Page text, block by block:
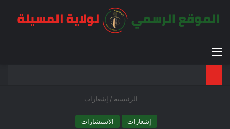
القائمة
الرئيسية / إشعارات
إشعارات الاستشارات